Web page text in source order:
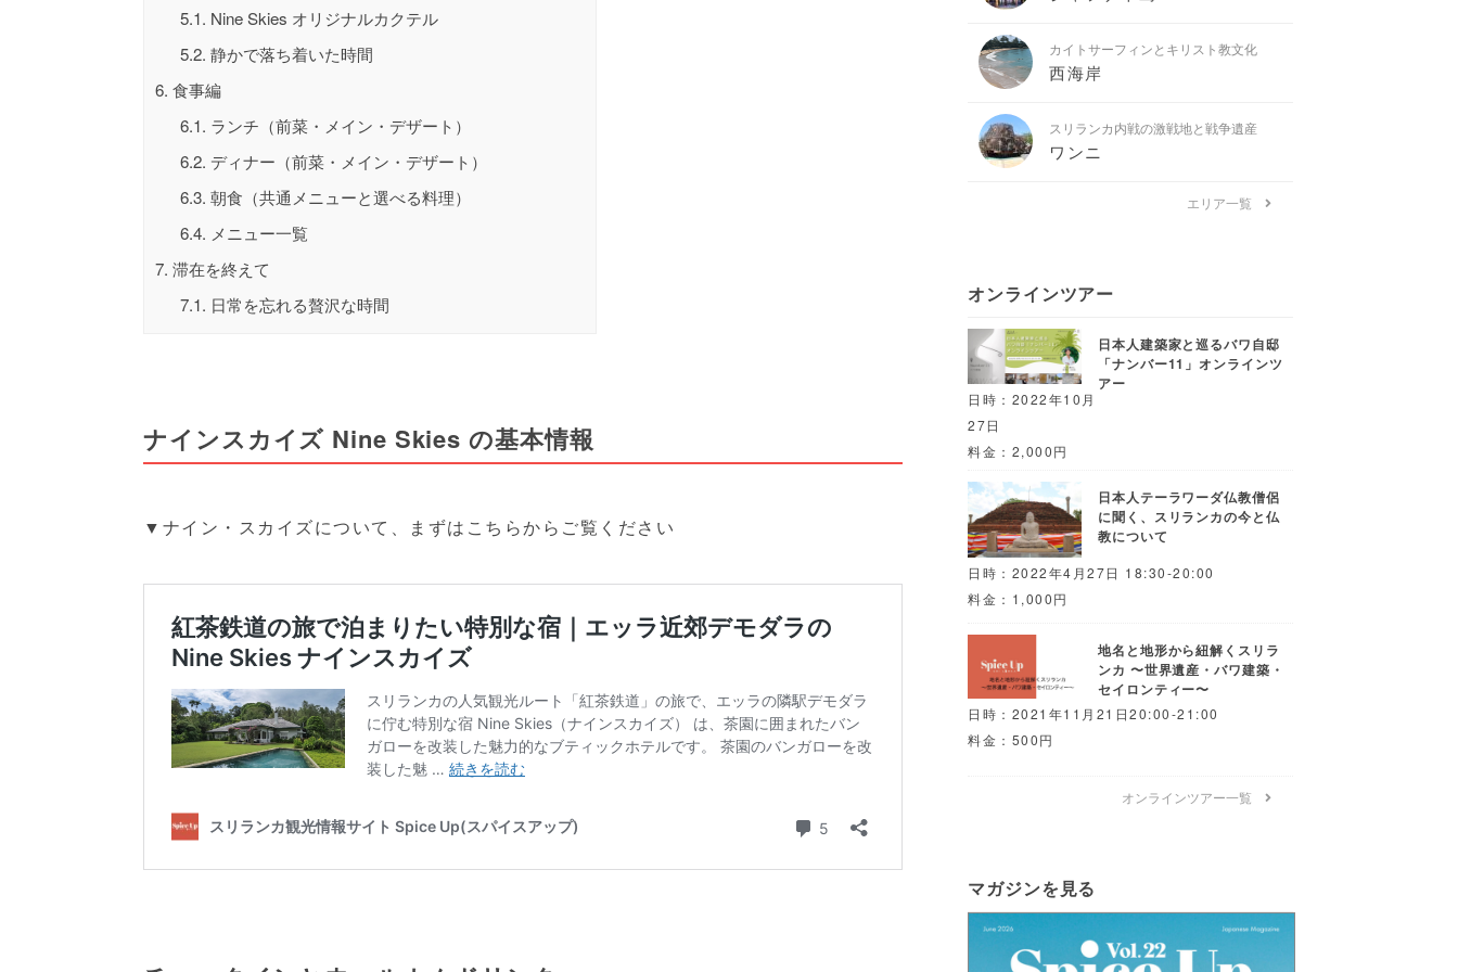
5.1. Nine Skies オリジナルカクテル
5.2. 静かで落ち着いた時間
6. 食事編
6.1. ランチ（前菜・メイン・デザート）
6.2. ディナー（前菜・メイン・デザート）
6.3. 朝食（共通メニューと選べる料理）
6.4. メニュー一覧
7. 滞在を終えて
7.1. 日常を忘れる贅沢な時間
ナインスカイズ Nine Skies の基本情報
▼ナイン・スカイズについて、まずはこちらからご覧ください
カイトサーフィンとキリスト教文化
西海岸
スリランカ内戦の激戦地と戦争遺産
ワンニ
エリア一覧
オンラインツアー
日本人建築家と巡るバワ自邸
「ナンバー11」オンラインツ
アー
日時：2022年10月
27日
料金：2,000円
日本人テーラワーダ仏教僧侶
に聞く、スリランカの今と仏
教について
日時：2022年4月27日 18:30-20:00
料金：1,000円
地名と地形から紐解くスリラ
ンカ 〜世界遺産・バワ建築・
セイロンティー〜
日時：2021年11月21日20:00-21:00
料金：500円
オンラインツアー一覧
マガジンを見る